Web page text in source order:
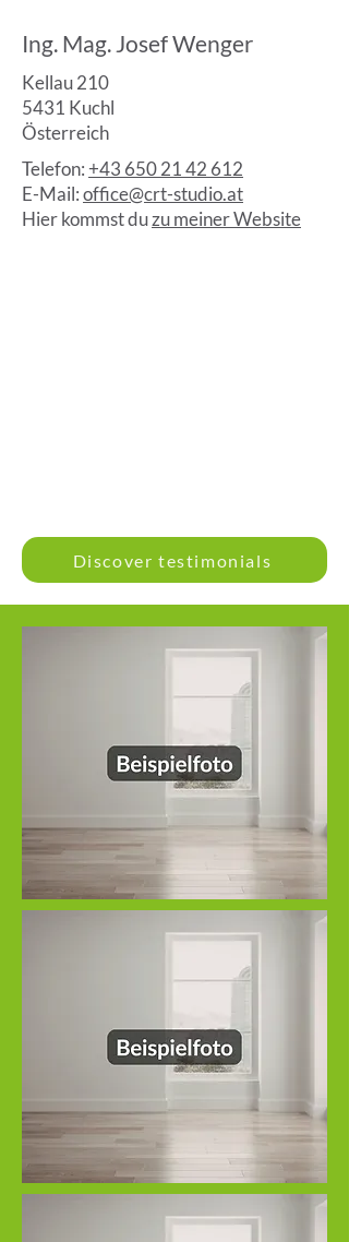
Ing. Mag. Josef Wenger
Kellau 210
5431 Kuchl
Österreich
Telefon:+43 650 21 42 612
E-Mail:office@crt-studio.at
Hier kommst duzu meiner Website
Discover testimonials